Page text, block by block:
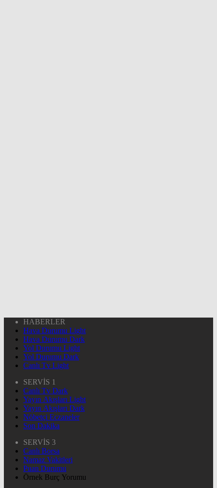
HABERLER
Hava Durumu Light
Hava Durumu Dark
Yol Durumu Light
Yol Durumu Dark
Canlı Tv Light
SERVİS 1
Canlı Tv Dark
Yayın Akışları Light
Yayın Akışları Dark
Nöbetçi Eczaneler
Son Dakika
SERVİS 3
Canlı Borsa
Namaz Vakitleri
Puan Durumu
Örnek Burç Yorumu